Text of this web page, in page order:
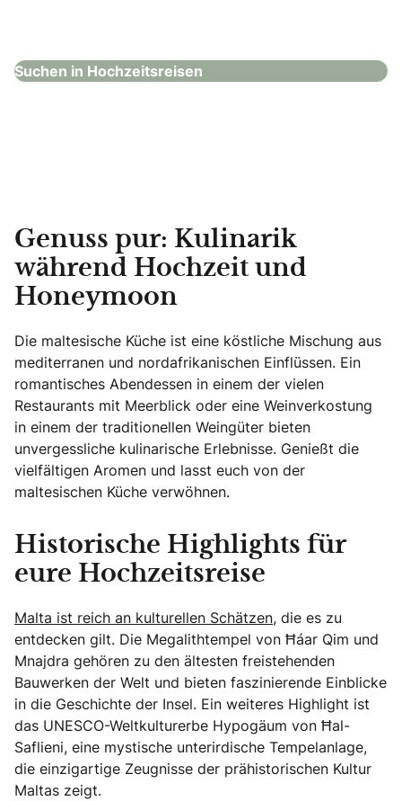
Suchen in Hochzeitsreisen
Genuss pur: Kulinarik
während Hochzeit und
Honeymoon
Die maltesische Küche ist eine köstliche Mischung aus
mediterranen und nordafrikanischen Einflüssen. Ein
romantisches Abendessen in einem der vielen
Restaurants mit Meerblick oder eine Weinverkostung
in einem der traditionellen Weingüter bieten
unvergessliche kulinarische Erlebnisse. Genießt die
vielfältigen Aromen und lasst euch von der
maltesischen Küche verwöhnen.
Historische Highlights für
eure Hochzeitsreise
Malta ist reich an kulturellen Schätzen, die es zu
entdecken gilt. Die Megalithtempel von Ħaġar Qim und
Mnajdra gehören zu den ältesten freistehenden
Bauwerken der Welt und bieten faszinierende Einblicke
in die Geschichte der Insel. Ein weiteres Highlight ist
das UNESCO-Weltkulturerbe Hypogäum von Ħal-
Saflieni, eine mystische unterirdische Tempelanlage,
die einzigartige Zeugnisse der prähistorischen Kultur
Maltas zeigt.